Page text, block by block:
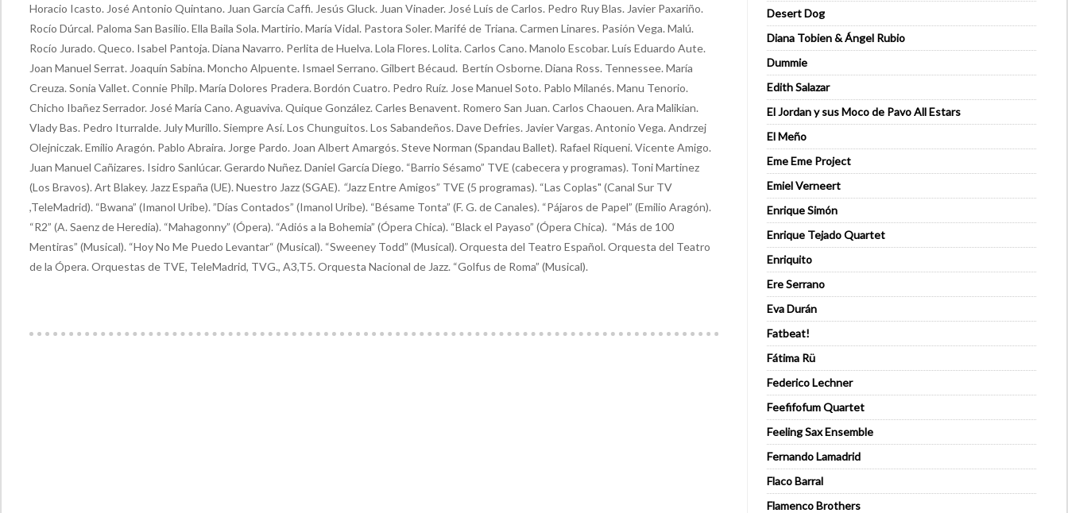
Horacio Icasto. José Antonio Quintano. Juan García Caffi. Jesús Gluck. Juan Vinader. José Luís de Carlos. Pedro Ruy Blas. Javier Paxariño.
Rocío Dúrcal. Paloma San Basilio. Ella Baila Sola. Martirio. María Vidal. Pastora Soler. Marifé de Triana. Carmen Linares. Pasión Vega. Malú.
Rocío Jurado. Queco. Isabel Pantoja. Diana Navarro. Perlita de Huelva. Lola Flores. Lolita. Carlos Cano. Manolo Escobar. Luís Eduardo Aute.
Joan Manuel Serrat. Joaquín Sabina. Moncho Alpuente. Ismael Serrano. Gilbert Bécaud. Bertín Osborne. Diana Ross. Tennessee. María
Creuza. Sonia Vallet. Connie Philp. María Dolores Pradera. Bordón Cuatro. Pedro Ruíz. Jose Manuel Soto. Pablo Milanés. Manu Tenorio.
Chicho Ibañez Serrador. José María Cano. Aguaviva. Quique González. Carles Benavent. Romero San Juan. Carlos Chaouen. Ara Malikian.
Vlady Bas. Pedro Iturralde. July Murillo. Siempre Así. Los Chunguitos. Los Sabandeños. Dave Defries. Javier Vargas. Antonio Vega. Andrzej
Olejniczak. Emilio Aragón. Pablo Abraira. Jorge Pardo. Joan Albert Amargós. Steve Norman (Spandau Ballet). Rafael Riqueni. Vicente Amigo.
Juan Manuel Cañizares. Isidro Sanlúcar. Gerardo Nuñez. Daniel García Diego. “Barrio Sésamo” TVE (cabecera y programas). Toni Martinez
(Los Bravos). Art Blakey. Jazz España (UE). Nuestro Jazz (SGAE). “Jazz Entre Amigos” TVE (5 programas). “Las Coplas" (Canal Sur TV
,TeleMadrid). “Bwana” (Imanol Uribe). ”Días Contados” (Imanol Uribe). “Bésame Tonta” (F. G. de Canales). “Pájaros de Papel” (Emilio Aragón).
“R2” (A. Saenz de Heredia). “Mahagonny” (Ópera). “Adiós a la Bohemia” (Ópera Chica). “Black el Payaso” (Ópera Chica). “Más de 100
Mentiras” (Musical). “Hoy No Me Puedo Levantar“ (Musical). “Sweeney Todd” (Musical). Orquesta del Teatro Español. Orquesta del Teatro
de la Ópera. Orquestas de TVE, TeleMadrid, TVG., A3,T5. Orquesta Nacional de Jazz. “Golfus de Roma” (Musical).
Desert Dog
Diana Tobien & Ángel Rubio
Dummie
Edith Salazar
El Jordan y sus Moco de Pavo All Estars
El Meño
Eme Eme Project
Emiel Verneert
Enrique Simón
Enrique Tejado Quartet
Enriquito
Ere Serrano
Eva Durán
Fatbeat!
Fátima Rü
Federico Lechner
Feefifofum Quartet
Feeling Sax Ensemble
Fernando Lamadrid
Flaco Barral
Flamenco Brothers